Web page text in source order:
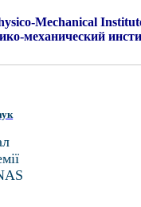
Mechanical
механический